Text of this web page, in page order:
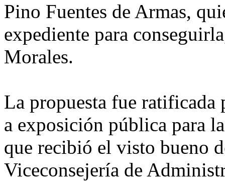
Pino Fuentes de Armas,
expediente para
Morales.
La propuesta fue
a exposición pública para
que recibió el visto bueno
Viceconsejería de